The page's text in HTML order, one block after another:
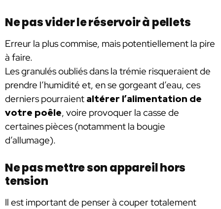
Ne pas vider le réservoir à pellets
Erreur la plus commise, mais potentiellement la pire
à faire.
Les granulés oubliés dans la trémie risqueraient de
prendre l’humidité et, en se gorgeant d’eau, ces
derniers pourraient altérer l’alimentation de
votre poêle, voire provoquer la casse de
certaines pièces (notamment la bougie
d’allumage).
Ne pas mettre son appareil hors
tension
Il est important de penser à couper totalement